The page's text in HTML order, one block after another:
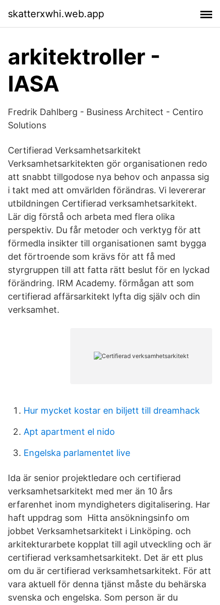
skatterxwhi.web.app
arkitektroller -
IASA
Fredrik Dahlberg - Business Architect - Centiro
Solutions
Certifierad Verksamhetsarkitekt
Verksamhetsarkitekten gör organisationen redo
att snabbt tillgodose nya behov och anpassa sig
i takt med att omvärlden förändras. Vi levererar
utbildningen Certifierad verksamhetsarkitekt.
Lär dig förstå och arbeta med flera olika
perspektiv. Du får metoder och verktyg för att
förmedla insikter till organisationen samt bygga
det förtroende som krävs för att få med
styrgruppen till att fatta rätt beslut för en lyckad
förändring. IRM Academy. förmågan att som
certifierad affärsarkitekt lyfta dig själv och din
verksamhet.
Hur mycket kostar en biljett till dreamhack
Apt apartment el nido
Engelska parlamentet live
Ida är senior projektledare och certifierad
verksamhetsarkitekt med mer än 10 års
erfarenhet inom myndigheters digitalisering. Har
haft uppdrag som Hitta ansökningsinfo om
jobbet Verksamhetsarkitekt i Linköping. och
arkitekturarbete kopplat till agil utveckling och är
certifierad verksamhetsarkitekt. Det är ett plus
om du är certifierad verksamhetsarkitekt. För att
vara aktuell för denna tjänst måste du behärska
svenska och engelska. Som person är du